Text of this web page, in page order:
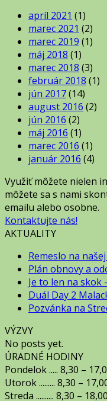
apríl 2021 (1)
marec 2021 (2)
marec 2019 (1)
máj 2018 (1)
marec 2018 (3)
február 2018 (1)
jún 2017(14)
august 2016 (2)
jún 2016 (2)
máj 2016 (1)
marec 2016 (1)
január 2016 (4)
Využiť môžete nielen
môžete sa s nami
emailu alebo osobne.
Kontaktujte nás!
AKTUALITY
Remeslo na
Plán obnovy a
Je to len na
Duál Day 2
Pozvánka na
VÝZVY
No posts yet.
ÚRADNÉ HODINY
Pondelok ..... 8,30 –
Utorok ......... 8,30 –
Streda .......... 8,30 – 18,00